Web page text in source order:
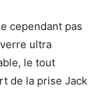
cependant pas
ultra
le tout
de la prise Jack